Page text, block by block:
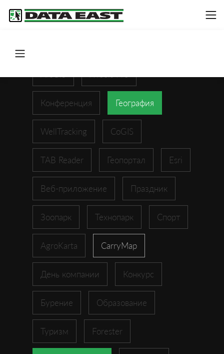
Конференция География
WellTracking CoGIS
TAB Reader Геопортал Esri
Веб-приложение Праздник
Зоопарк Технопарк Спорт
AgroKarta CarryMap
День компании Конкурс
Бурение Образование
Туризм Forester